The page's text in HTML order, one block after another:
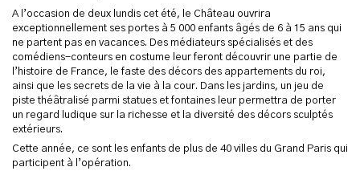
A l’occasion de deux lundis cet été, le Château ouvrira
exceptionnellement ses portes à 5 000 enfants âgés de 6 à 15 ans qui
ne partent pas en vacances. Des médiateurs spécialisés et des
comédiens-conteurs en costume leur feront découvrir une partie de
l’histoire de France, le faste des décors des appartements du roi,
ainsi que les secrets de la vie à la cour. Dans les jardins, un jeu de
piste théâtralisé parmi statues et fontaines leur permettra de porter
un regard ludique sur la richesse et la diversité des décors sculptés
extérieurs.
Cette année, ce sont les enfants de plus de 40 villes du Grand Paris qui
participent à l’opération.